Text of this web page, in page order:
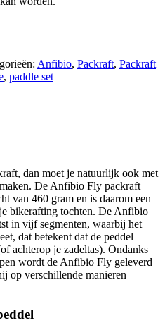
Anfibio, Packraft, Packraft
, paddle set
dan moet je natuurlijk ook met
De Anfibio Fly packraft
van 460 gram en is daarom een
bikerafting tochten. De Anfibio
in vijf segmenten, waarbij het
dat betekent dat de peddel
achterop je zadeltas). Ondanks
wordt de Anfibio Fly geleverd
op verschillende manieren